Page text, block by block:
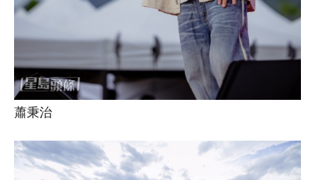
蕭秉治